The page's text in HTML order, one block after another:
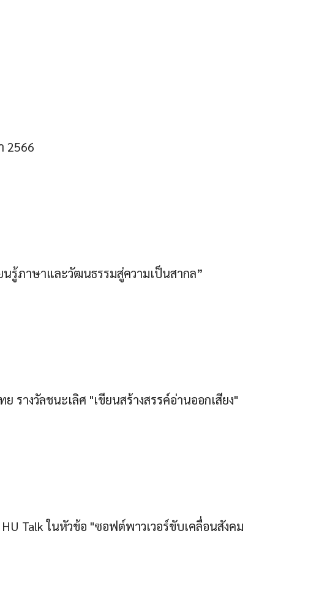
2566
รู้ภาษาและวัฒนธรรมสู่ความเป็นสากล”
างวัลชนะเลิศ "เขียนสร้างสรรค์อ่านออกเสียง"
Talk ในหัวข้อ "ซอฟต์พาวเวอร์ขับเคลื่อนสังคม